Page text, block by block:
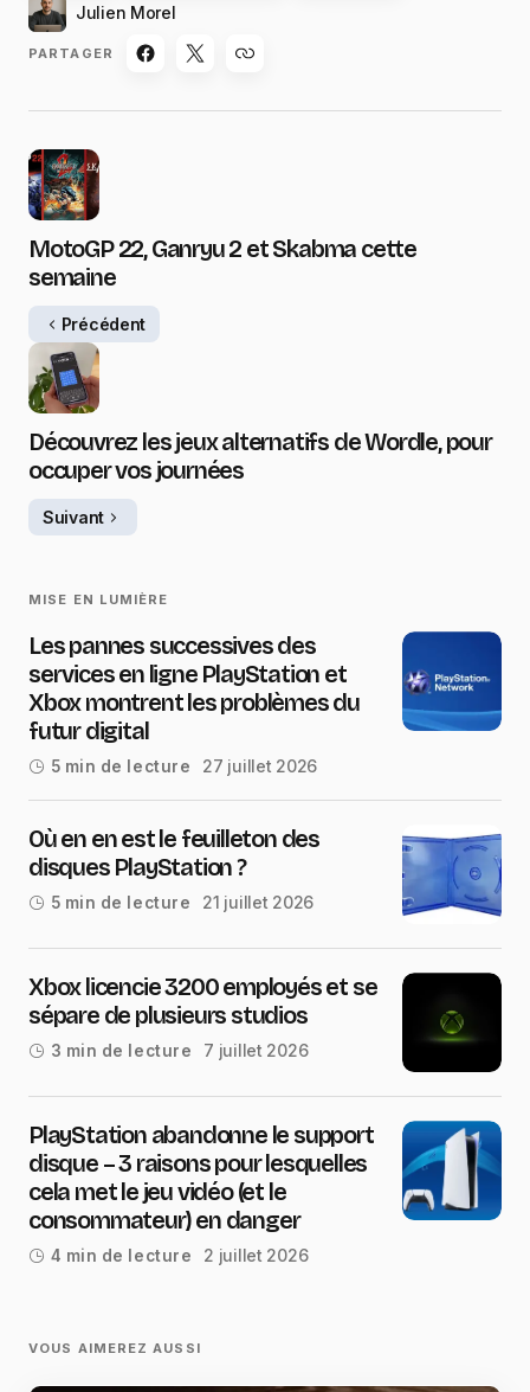
Julien Morel
PARTAGER
MotoGP 22, Ganryu 2 et Skabma cette
semaine
Précédent
Découvrez les jeux alternatifs de Wordle, pour
occuper vos journées
Suivant
MISE EN LUMIÈRE
Les pannes successives des
services en ligne PlayStation et
Xbox montrent les problèmes du
futur digital
5 min de lecture 27 juillet 2026
Où en en est le feuilleton des
disques PlayStation ?
5 min de lecture 21 juillet 2026
Xbox licencie 3200 employés et se
sépare de plusieurs studios
3 min de lecture 7 juillet 2026
PlayStation abandonne le support
disque – 3 raisons pour lesquelles
cela met le jeu vidéo (et le
consommateur) en danger
4 min de lecture 2 juillet 2026
VOUS AIMEREZ AUSSI